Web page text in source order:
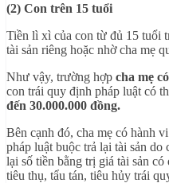
(2) Con trên 15 tuổi
Tiền lì xì của con từ đủ 15 tuổi
tài sản riêng hoặc nhờ cha mẹ
Như vậy, trường hợp cha mẹ
con trái quy định pháp luật có
đến 30.000.000 đồng.
Bên cạnh đó, cha mẹ có hành
pháp luật buộc trả lại tài sản
lại số tiền bằng trị giá tài sản
tiêu thụ, tẩu tán, tiêu hủy trái